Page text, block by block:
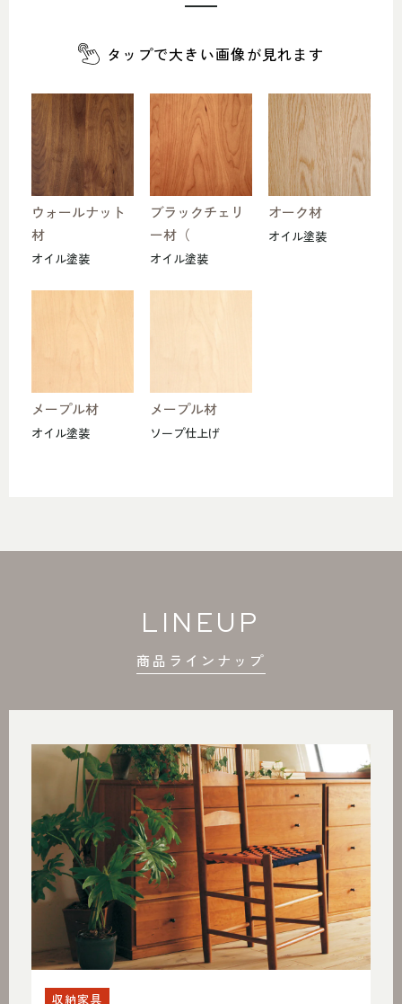
タップで大きい画像が見れます
ウォールナット
材
オイル塗装
ブラックチェリ
ー材（
オイル塗装
オーク材
オイル塗装
メープル材
オイル塗装
メープル材
ソープ仕上げ
LINEUP
商品ラインナップ
収納家具